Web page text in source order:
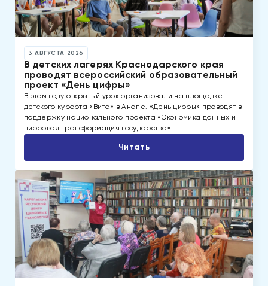
3 АВГУСТА 2026
В детских лагерях Краснодарского края
проводят всероссийский образовательный
проект «День цифры»
В этом году открытый урок организовали на площадке
детского курорта «Вита» в Анапе. «День цифры» проводят в
поддержку национального проекта «Экономика данных и
цифровая трансформация государства».
Читать